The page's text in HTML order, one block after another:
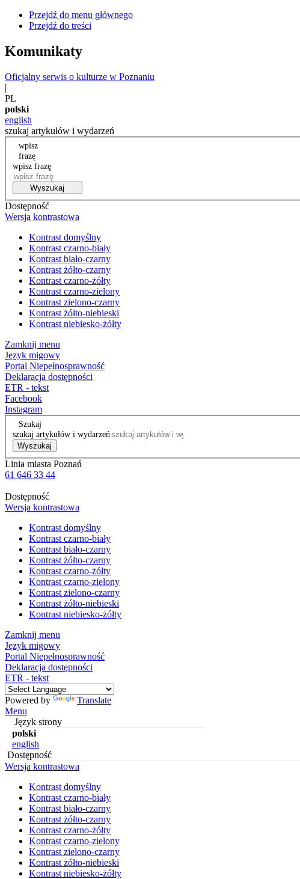
Przejdź do menu głównego
Przejdź do treści
Komunikaty
Oficjalny serwis o kulturze w Poznaniu
|
PL
polski
english
szukaj artykułów i wydarzeń
wpisz
frazę
wpisz frazę
Wyszukaj
Dostępność
Wersja kontrastowa
Kontrast domyślny
Kontrast czarno-biały
Kontrast biało-czarny
Kontrast żółto-czarny
Kontrast czarno-żółty
Kontrast czarno-zielony
Kontrast zielono-czarny
Kontrast żółto-niebieski
Kontrast niebiesko-żółty
Zamknij menu
Język migowy
Portal Niepełnosprawność
Deklaracja dostępności
ETR - tekst
Facebook
Instagram
Szukaj
szukaj artykułów i wydarzeń
Wyszukaj
Linia miasta Poznań
61 646 33 44
Dostępność
Wersja kontrastowa
Kontrast domyślny
Kontrast czarno-biały
Kontrast biało-czarny
Kontrast żółto-czarny
Kontrast czarno-żółty
Kontrast czarno-zielony
Kontrast zielono-czarny
Kontrast żółto-niebieski
Kontrast niebiesko-żółty
Zamknij menu
Język migowy
Portal Niepełnosprawność
Deklaracja dostępności
ETR - tekst
Powered by
Translate
Menu
Język strony
polski
english
Dostępność
Wersja kontrastowa
Kontrast domyślny
Kontrast czarno-biały
Kontrast biało-czarny
Kontrast żółto-czarny
Kontrast czarno-żółty
Kontrast czarno-zielony
Kontrast zielono-czarny
Kontrast żółto-niebieski
Kontrast niebiesko-żółty